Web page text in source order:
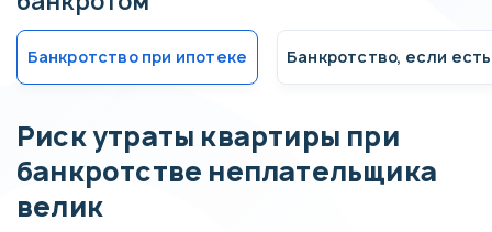
Банкротство при ипотеке Банкротство, если
Риск утраты квартиры при
банкротстве неплательщика
велик